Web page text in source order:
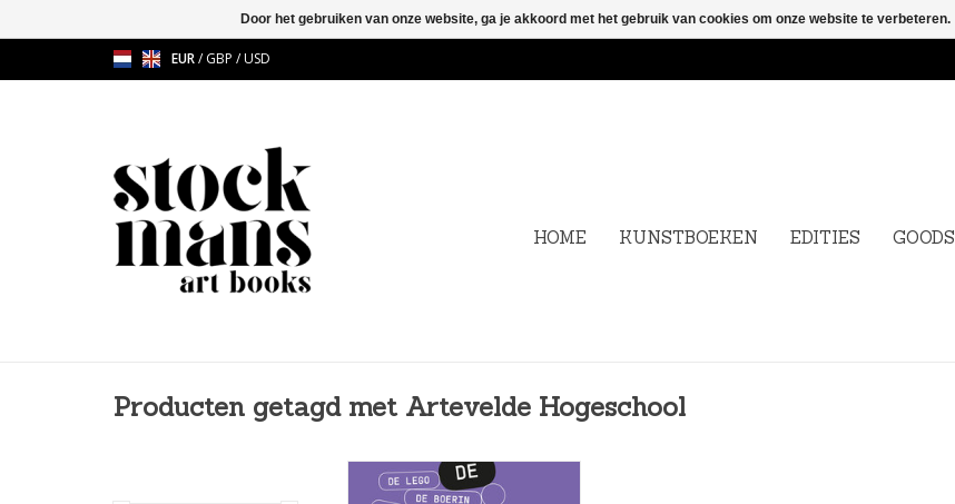
EUR/GBP /USD
HOME KUNSTBOEKEN EDITIES GOODS
Producten getagd met Artevelde Hogeschool
366 dagen met illustraties van de
grafische talenten van morgen
Door het gebruiken van onze website, ga je akkoord met het gebruik van cookies om onze website te verbeteren.